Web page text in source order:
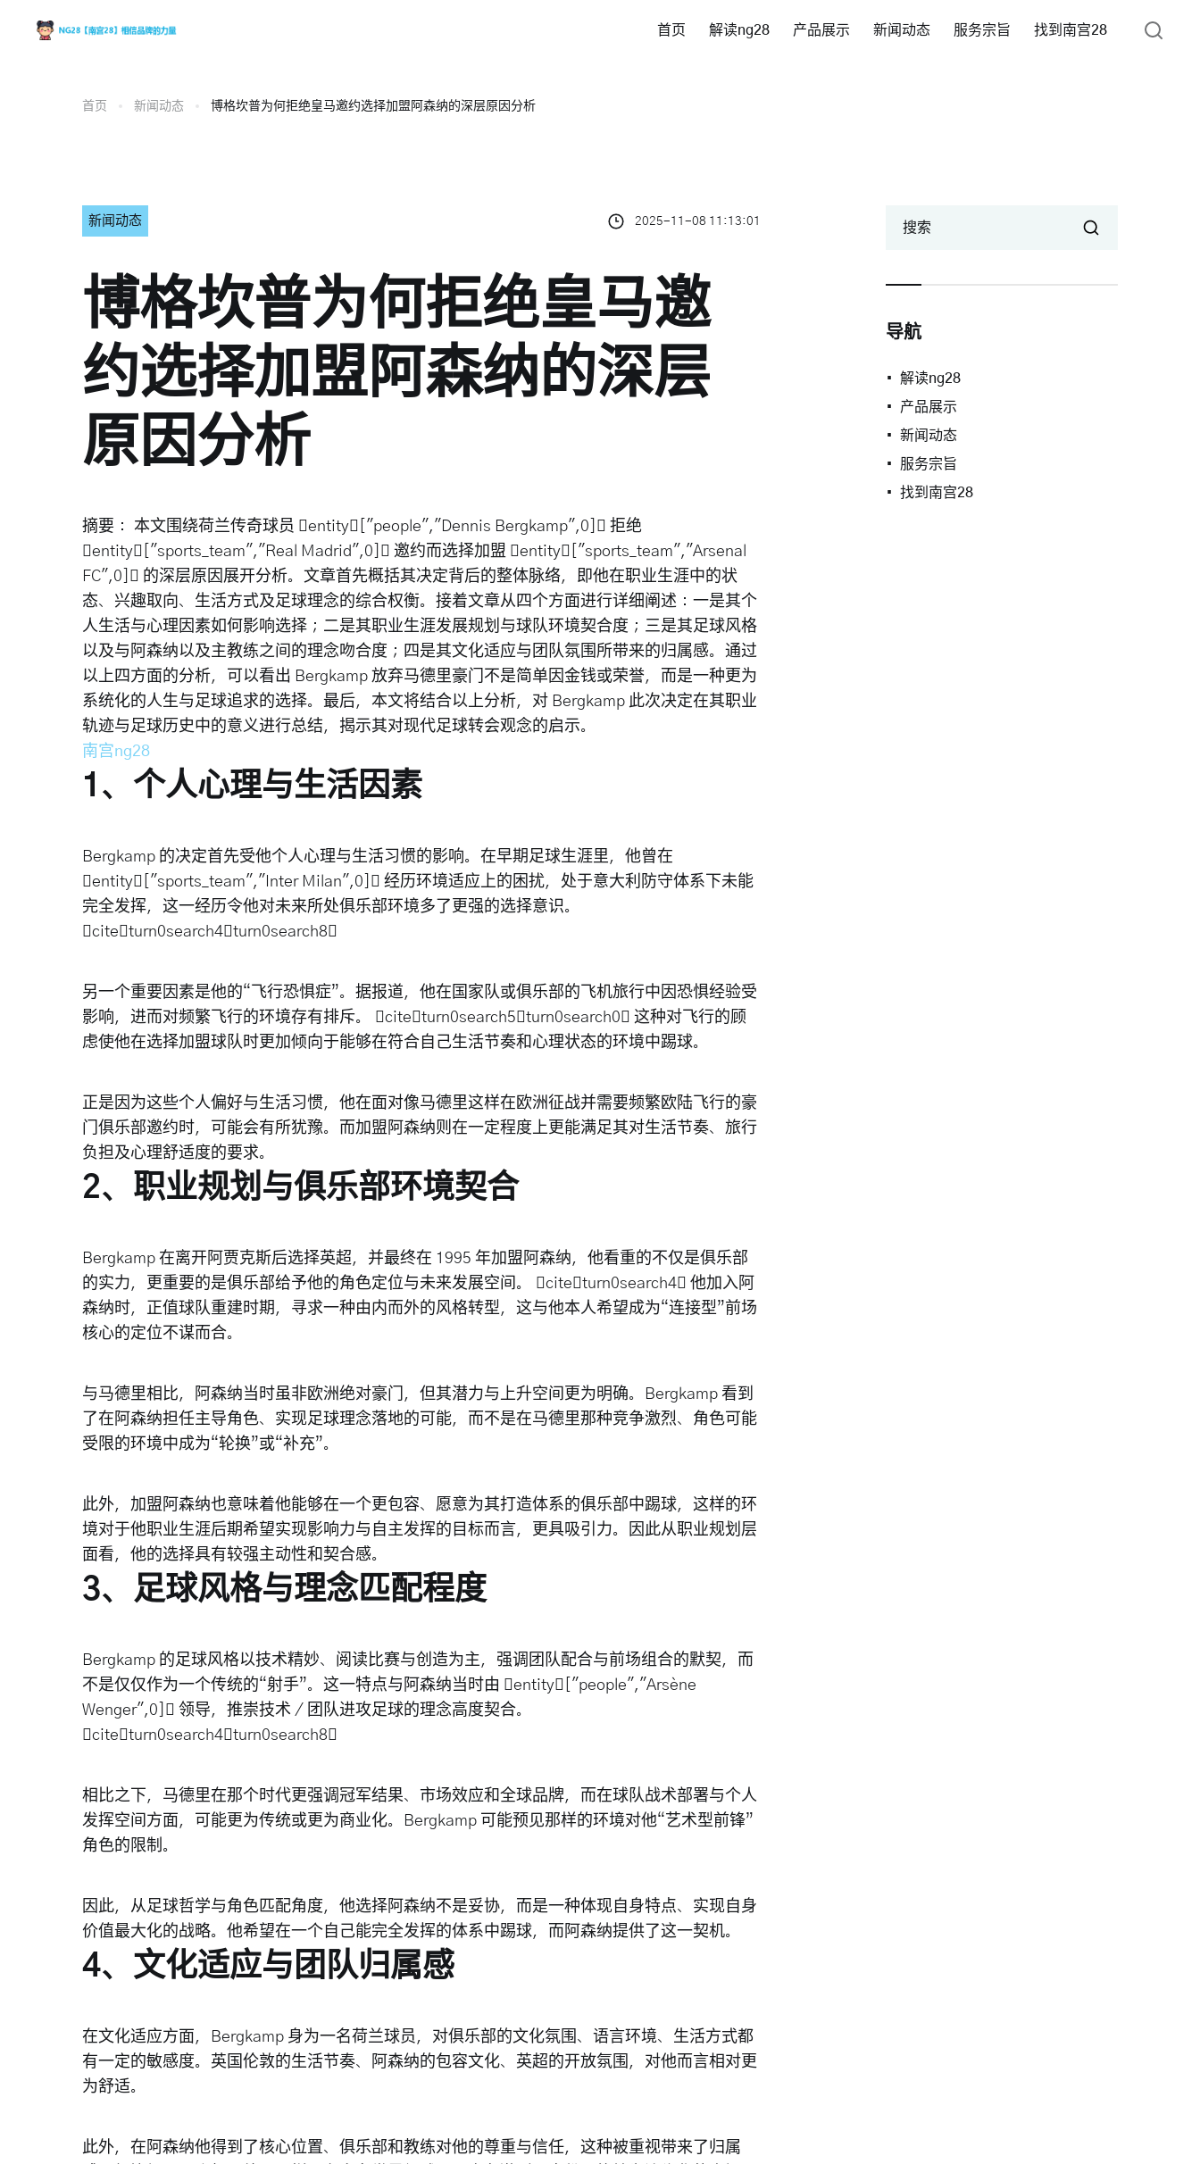
首页 解读ng28 产品展示 新闻动态 服务宗旨 找到南宫28
首页 新闻动态 博格坎普为何拒绝皇马邀约选择加盟阿森纳的深层原因分析
新闻动态 2025-11-08 11:13:01
博格坎普为何拒绝皇马邀
约选择加盟阿森纳的深层
原因分析
摘要： 本文围绕荷兰传奇球员 entity["people","Dennis Bergkamp",0] 拒绝
entity["sports_team","Real Madrid",0] 邀约而选择加盟 entity["sports_team","Arsenal
FC",0] 的深层原因展开分析。文章首先概括其决定背后的整体脉络，即他在职业生涯中的状
态、兴趣取向、生活方式及足球理念的综合权衡。接着文章从四个方面进行详细阐述：一是其个
人生活与心理因素如何影响选择；二是其职业生涯发展规划与球队环境契合度；三是其足球风格
以及与阿森纳以及主教练之间的理念吻合度；四是其文化适应与团队氛围所带来的归属感。通过
以上四方面的分析，可以看出 Bergkamp 放弃马德里豪门不是简单因金钱或荣誉，而是一种更为
系统化的人生与足球追求的选择。最后，本文将结合以上分析，对 Bergkamp 此次决定在其职业
轨迹与足球历史中的意义进行总结，揭示其对现代足球转会观念的启示。
南宫ng28
1、个人心理与生活因素
Bergkamp 的决定首先受他个人心理与生活习惯的影响。在早期足球生涯里，他曾在
entity["sports_team","Inter Milan",0] 经历环境适应上的困扰，处于意大利防守体系下未能
完全发挥，这一经历令他对未来所处俱乐部环境多了更强的选择意识。
citeturn0search4turn0search8
另一个重要因素是他的“飞行恐惧症”。据报道，他在国家队或俱乐部的飞机旅行中因恐惧经验受
影响，进而对频繁飞行的环境存有排斥。 citeturn0search5turn0search0 这种对飞行的顾
虑使他在选择加盟球队时更加倾向于能够在符合自己生活节奏和心理状态的环境中踢球。
正是因为这些个人偏好与生活习惯，他在面对像马德里这样在欧洲征战并需要频繁欧陆飞行的豪
门俱乐部邀约时，可能会有所犹豫。而加盟阿森纳则在一定程度上更能满足其对生活节奏、旅行
负担及心理舒适度的要求。
2、职业规划与俱乐部环境契合
Bergkamp 在离开阿贾克斯后选择英超，并最终在 1995 年加盟阿森纳，他看重的不仅是俱乐部
的实力，更重要的是俱乐部给予他的角色定位与未来发展空间。 citeturn0search4 他加入阿
森纳时，正值球队重建时期，寻求一种由内而外的风格转型，这与他本人希望成为“连接型”前场
核心的定位不谋而合。
与马德里相比，阿森纳当时虽非欧洲绝对豪门，但其潜力与上升空间更为明确。Bergkamp 看到
了在阿森纳担任主导角色、实现足球理念落地的可能，而不是在马德里那种竞争激烈、角色可能
受限的环境中成为“轮换”或“补充”。
此外，加盟阿森纳也意味着他能够在一个更包容、愿意为其打造体系的俱乐部中踢球，这样的环
境对于他职业生涯后期希望实现影响力与自主发挥的目标而言，更具吸引力。因此从职业规划层
面看，他的选择具有较强主动性和契合感。
3、足球风格与理念匹配程度
Bergkamp 的足球风格以技术精妙、阅读比赛与创造为主，强调团队配合与前场组合的默契，而
不是仅仅作为一个传统的“射手”。这一特点与阿森纳当时由 entity["people","Arsène
Wenger",0] 领导，推崇技术／团队进攻足球的理念高度契合。
citeturn0search4turn0search8
相比之下，马德里在那个时代更强调冠军结果、市场效应和全球品牌，而在球队战术部署与个人
发挥空间方面，可能更为传统或更为商业化。Bergkamp 可能预见那样的环境对他“艺术型前锋”
角色的限制。
因此，从足球哲学与角色匹配角度，他选择阿森纳不是妥协，而是一种体现自身特点、实现自身
价值最大化的战略。他希望在一个自己能完全发挥的体系中踢球，而阿森纳提供了这一契机。
4、文化适应与团队归属感
在文化适应方面，Bergkamp 身为一名荷兰球员，对俱乐部的文化氛围、语言环境、生活方式都
有一定的敏感度。英国伦敦的生活节奏、阿森纳的包容文化、英超的开放氛围，对他而言相对更
为舒适。
此外，在阿森纳他得到了核心位置、俱乐部和教练对他的尊重与信任，这种被重视带来了归属
搜索
导航
解读ng28
产品展示
新闻动态
服务宗旨
找到南宫28